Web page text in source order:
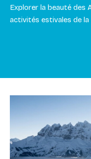
Explorer la beauté des
activités estivales de